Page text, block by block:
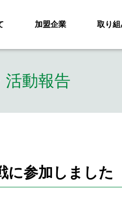
加盟企業 取り
活動報告
に参加しました